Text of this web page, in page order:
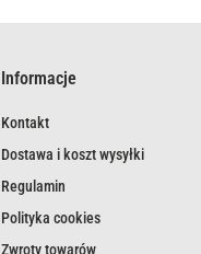
Informacje
Kontakt
Dostawa i koszt wysyłki
Regulamin
Polityka cookies
Zwroty towarów